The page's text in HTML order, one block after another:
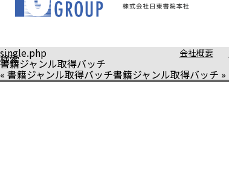
会社概要
検索
single.php
書籍ジャンル取得バッチ
« 書籍ジャンル取得バッチ書籍ジャンル取得バッチ »